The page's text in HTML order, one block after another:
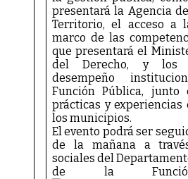
presentará la Agencia
Territorio, el acceso a
marco de las
que presentará el
del Derecho, y los
desempeño
Función Pública, junto
prácticas y
los municipios.
El evento podrá ser
de la mañana a
sociales del
de la